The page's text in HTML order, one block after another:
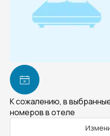
К сожалению, в
номеров в отеле